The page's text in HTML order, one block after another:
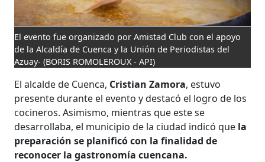
El evento fue organizado por Amistad Club con el apoyo
de la Alcaldía de Cuenca y la Unión de Periodistas del
Azuay- (BORIS ROMOLEROUX - API)
El alcalde de Cuenca, Cristian Zamora, estuvo
presente durante el evento y destacó el logro de los
cocineros. Asimismo, mientras que este se
desarrollaba, el municipio de la ciudad indicó que la
preparación se planificó con la finalidad de
reconocer la gastronomía cuencana.